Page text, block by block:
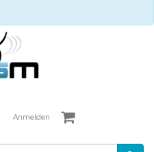
Anmelden